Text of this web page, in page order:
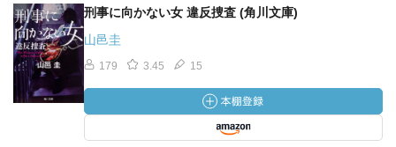
刑事に向かない女 違反捜査 (角川文庫)
山邑圭
179 3.45 15